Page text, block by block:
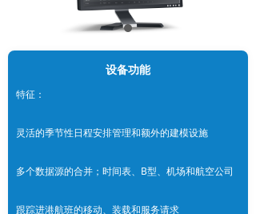
特征：
灵活的季节性日程安排管理和额外的建模设施
多个数据源的合并；时间表、B型、机场和航空公司
跟踪进港航班的移动、装载和服务请求
设备功能